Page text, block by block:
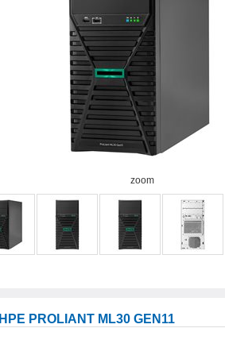
zoom
HPE PROLIANT ML30 GEN11